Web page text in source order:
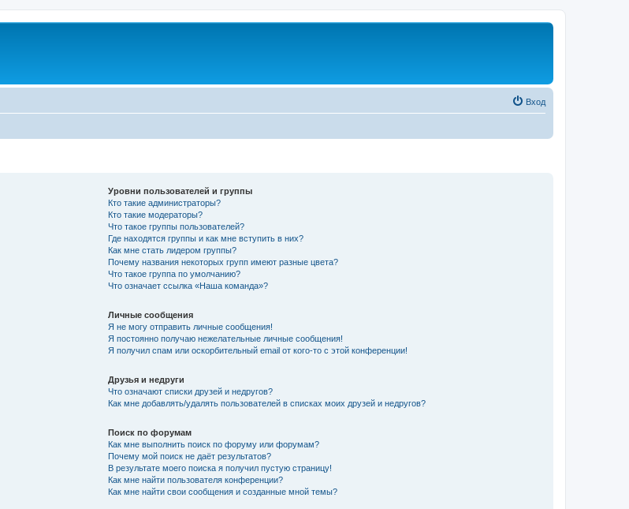
Вход
Уровни пользователей и группы
Кто такие администраторы?
Кто такие модераторы?
Что такое группы пользователей?
Где находятся группы и как мне вступить в них?
Как мне стать лидером группы?
Почему названия некоторых групп имеют разные цвета?
Что такое группа по умолчанию?
Что означает ссылка «Наша команда»?
Личные сообщения
Я не могу отправить личные сообщения!
Я постоянно получаю нежелательные личные сообщения!
Я получил спам или оскорбительный email от кого-то с этой конференции!
Друзья и недруги
Что означают списки друзей и недругов?
Как мне добавлять/удалять пользователей в списках моих друзей и недругов?
Поиск по форумам
Как мне выполнить поиск по форуму или форумам?
Почему мой поиск не даёт результатов?
В результате моего поиска я получил пустую страницу!
Как мне найти пользователя конференции?
Как мне найти свои сообщения и созданные мной темы?